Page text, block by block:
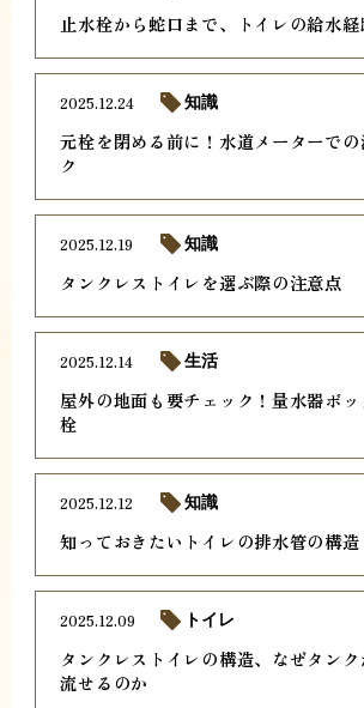
止水栓から蛇口まで、トイレの給水
元栓を閉める前に！水道メーターでの
ク
2025.12.24 知識
タンクレストイレを選ぶ際の注意点
2025.12.19 知識
屋外の地面も要チェック！量水器ボ
栓
2025.12.14 生活
知っておきたいトイレの排水管の構造
2025.12.12 知識
タンクレストイレの構造、なぜタン
流せるのか
2025.12.09 トイレ